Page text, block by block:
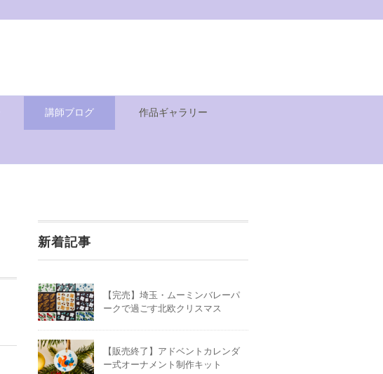
講師ブログ 作品ギャラリー
新着記事
【完売】埼玉・ムーミンバレーパ
ークで過ごす北欧クリスマス
【販売終了】アドベントカレンダ
ー式オーナメント制作キット